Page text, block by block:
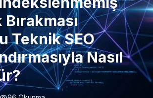
Teknik SEO
Nasıl